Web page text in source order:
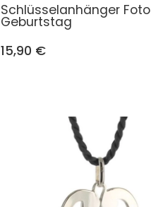
Schlüsselanhänger Foto
Geburtstag
15,90 €